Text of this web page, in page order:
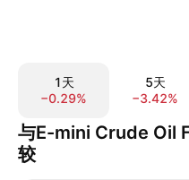
1天
−0.29%
5天
−3.42%
与E-mini Crude Oil
较